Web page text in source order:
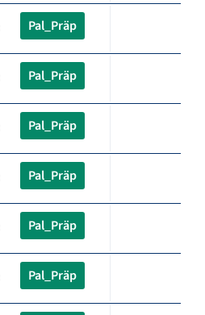
Pal_Präp
Pal_Präp
Pal_Präp
Pal_Präp
Pal_Präp
Pal_Präp